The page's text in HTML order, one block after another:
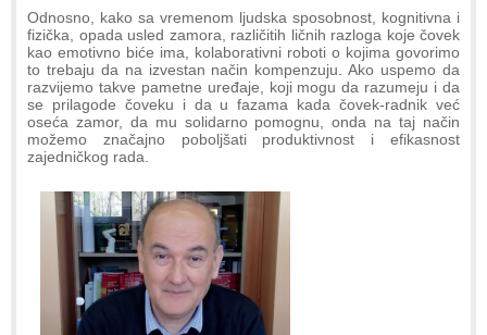
Odnosno, kako sa vremenom ljudska sposobnost, kognitivna i
fizička, opada usled zamora, različitih ličnih razloga koje čovek
kao emotivno biće ima, kolaborativni roboti o kojima govorimo
to trebaju da na izvestan način kompenzuju. Ako uspemo da
razvijemo takve pametne uređaje, koji mogu da razumeju i da
se prilagode čoveku i da u fazama kada čovek-radnik već
oseća zamor, da mu solidarno pomognu, onda na taj način
možemo značajno poboljšati produktivnost i efikasnost
zajedničkog rada.